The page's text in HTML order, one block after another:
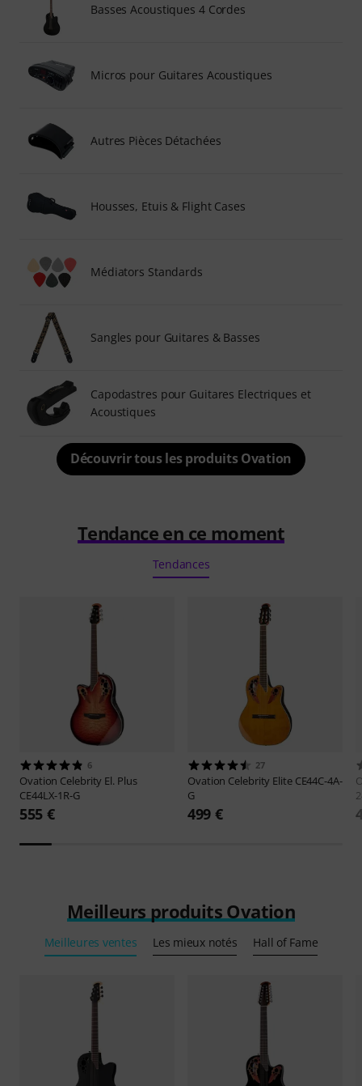
Basses Acoustiques 4 Cordes
Micros pour Guitares Acoustiques
Autres Pièces Détachées
Housses, Etuis & Flight Cases
Médiators Standards
Sangles pour Guitares & Basses
Capodastres pour Guitares Electriques et
Acoustiques
Découvrir tous les produits Ovation
Tendance en ce moment
Tendances
6
Ovation Celebrity El. Plus
CE44LX-1R-G
555 €
27
Ovation Celebrity Elite CE44C-4A-
G
499 €
Meilleurs produits Ovation
Meilleures ventes Les mieux notés Hall of Fame